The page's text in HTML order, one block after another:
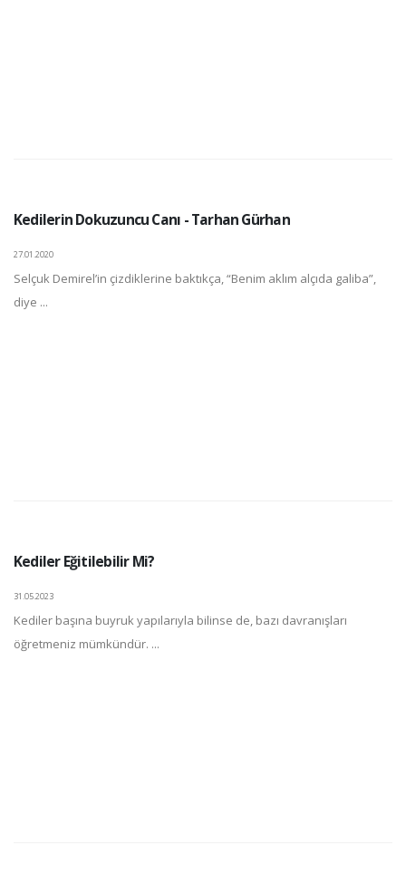
Kedilerin Dokuzuncu Canı - Tarhan Gürhan
27.01.2020
Selçuk Demirel’in çizdiklerine baktıkça, “Benim aklım alçıda galiba”,
diye ...
Kediler Eğitilebilir Mi?
31.05.2023
Kediler başına buyruk yapılarıyla bilinse de, bazı davranışları
öğretmeniz mümkündür. ...